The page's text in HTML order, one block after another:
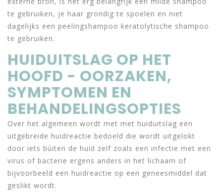
te gebruiken, je haar grondig te spoelen en niet
dagelijks een peelingshampoo keratolytische shampoo
te gebruiken.
HUIDUITSLAG OP HET
HOOFD - OORZAKEN,
SYMPTOMEN EN
BEHANDELINGSOPTIES
Over het algemeen wordt met met huiduitslag een
uitgebreide huidreactie bedoeld die wordt uitgelokt
door iets búiten de huid zelf zoals een infectie met een
virus of bacterie ergens anders in het lichaam of
bijvoorbeeld een huidreactie op een geneesmiddel dat
geslikt wordt.